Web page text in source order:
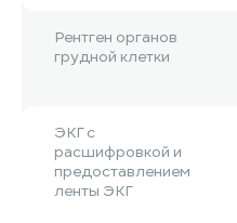
Рентген органов
грудной клетки
ЭКГ с
расшифровкой и
предоставлением
ленты ЭКГ